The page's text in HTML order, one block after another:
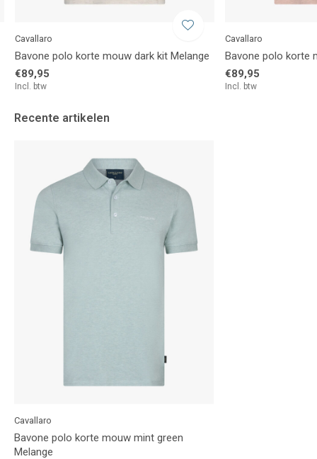
Cavallaro
Bavone polo korte mouw dark kit Melange
€89,95
Incl. btw
Cavallaro
Bavone polo korte
€89,95
Incl. btw
Recente artikelen
Cavallaro
Bavone polo korte mouw mint green
Melange